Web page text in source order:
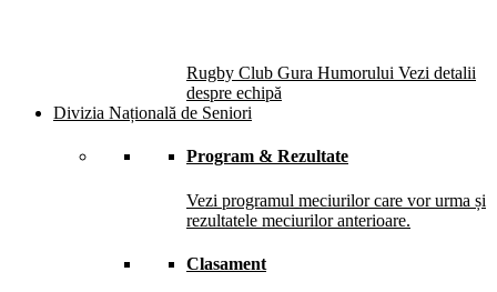
Rugby Club Gura Humorului Vezi detalii
despre echipă
Divizia Națională de Seniori
Program & Rezultate
Vezi programul meciurilor care vor urma și
rezultatele meciurilor anterioare.
Clasament